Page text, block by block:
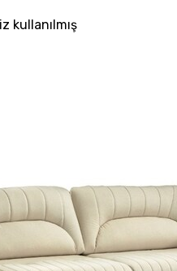
kullanılmış